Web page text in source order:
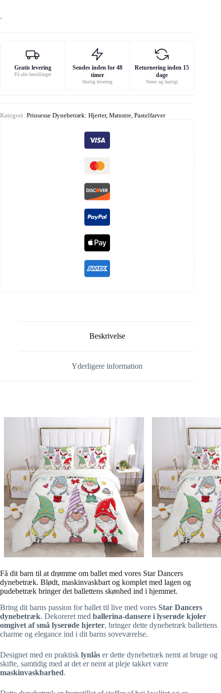
.
Gratis levering
På alle bestillinger
Sendes inden for 48
timer
Hurtig levering
Returnering inden 15
dage
Nemt og hurtigt
Kategori: Prinsesse Dynebetræk: Hjerter, Mønstre, Pastelfarver
Beskrivelse
Yderligere information
Få dit barn til at drømme om ballet med vores Star Dancers
dynebetræk. Blødt, maskinvaskbart og komplet med lagen og
pudebetræk bringer det ballettens skønhed ind i hjemmet.
Bring dit barns passion for ballet til live med vores Star Dancers
dynebetræk. Dekoreret med ballerina-dansere i lyserøde kjoler
omgivet af små lyserøde hjerter, bringer dette dynebetræk ballettens
charme og elegance ind i dit barns soveværelse.
Designet med en praktisk lynlås er dette dynebetræk nemt at bruge og
skifte, samtidig med at det er nemt at pleje takket være
maskinvaskbarhed.